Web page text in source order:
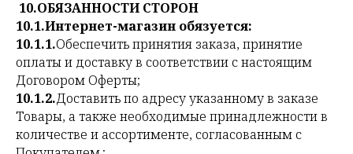
10.ОБЯЗАННОСТИ СТОРОН
10.1.Интернет-магазин обязуется:
10.1.1.Обеспечить принятия заказа, принятие
оплаты и доставку в соответствии с настоящим
Договором Оферты;
10.1.2.Доставить по адресу указанному в заказе
Товары, а также необходимые принадлежности в
количестве и ассортименте, согласованным с